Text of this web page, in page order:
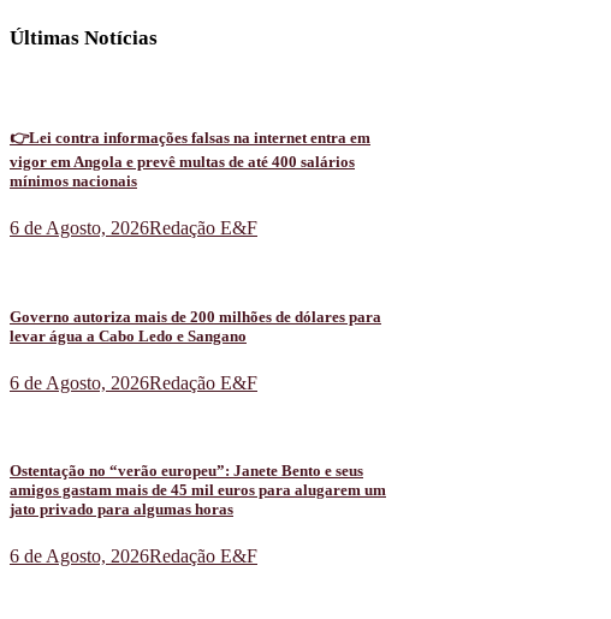
Últimas Notícias
👉Lei contra informações falsas na internet entra em
vigor em Angola e prevê multas de até 400 salários
mínimos nacionais
6 de Agosto, 2026Redação E&F
Governo autoriza mais de 200 milhões de dólares para
levar água a Cabo Ledo e Sangano
6 de Agosto, 2026Redação E&F
Ostentação no “verão europeu”: Janete Bento e seus
amigos gastam mais de 45 mil euros para alugarem um
jato privado para algumas horas
6 de Agosto, 2026Redação E&F